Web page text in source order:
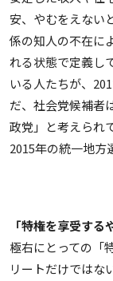
安、やむをえない
係の知人の不在に
れる状態で定義し
いる人たちが、
だ、社会党候補者
政党」と考えられ
2015年の統一地方
「特権を享受す
極右にとっての「
リートだけではな